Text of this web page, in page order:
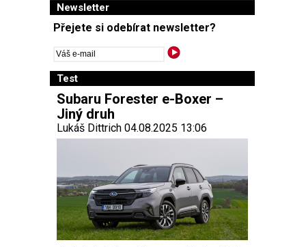
Newsletter
Přejete si odebírat newsletter?
Test
Subaru Forester e-Boxer –
Jiný druh
Lukáš Dittrich 04.08.2025 13:06